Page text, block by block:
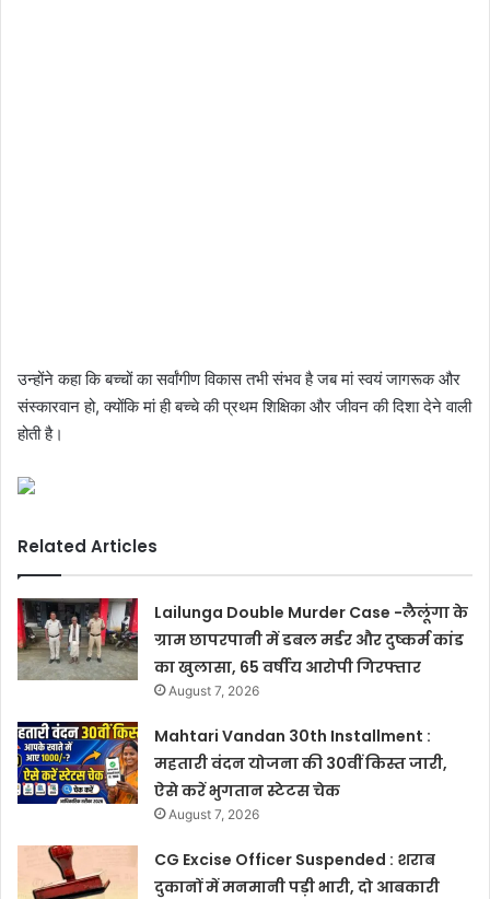
उन्होंने कहा कि बच्चों का सर्वांगीण विकास तभी संभव है जब मां स्वयं जागरूक और
संस्कारवान हो, क्योंकि मां ही बच्चे की प्रथम शिक्षिका और जीवन की दिशा देने वाली
होती है।
Related Articles
Lailunga Double Murder Case -लैलूंगा के
ग्राम छापरपानी में डबल मर्डर और दुष्कर्म कांड
का खुलासा, 65 वर्षीय आरोपी गिरफ्तार
August 7, 2026
Mahtari Vandan 30th Installment :
महतारी वंदन योजना की 30वीं किस्त जारी,
ऐसे करें भुगतान स्टेटस चेक
August 7, 2026
CG Excise Officer Suspended : शराब
दुकानों में मनमानी पड़ी भारी, दो आबकारी